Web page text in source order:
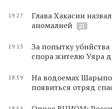
19:27
Глава Хакасии
аномалией
21
19:13
За попытку
спора жителю Уяра
18:59
На водоемах
появиться отряд